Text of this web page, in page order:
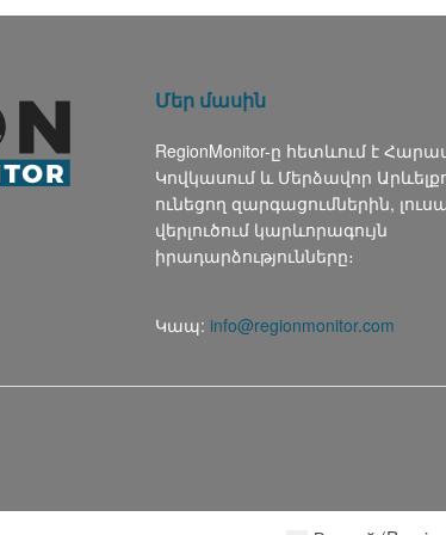
Մեր մասին
RegionMonitor-ը հետևում է
Կովկասում և Մերձավոր
ունեցող զարգացումներին,
վերլուծում կարևորագույն
իրադարձությունները։
Կապ: info@regionmonitor.com